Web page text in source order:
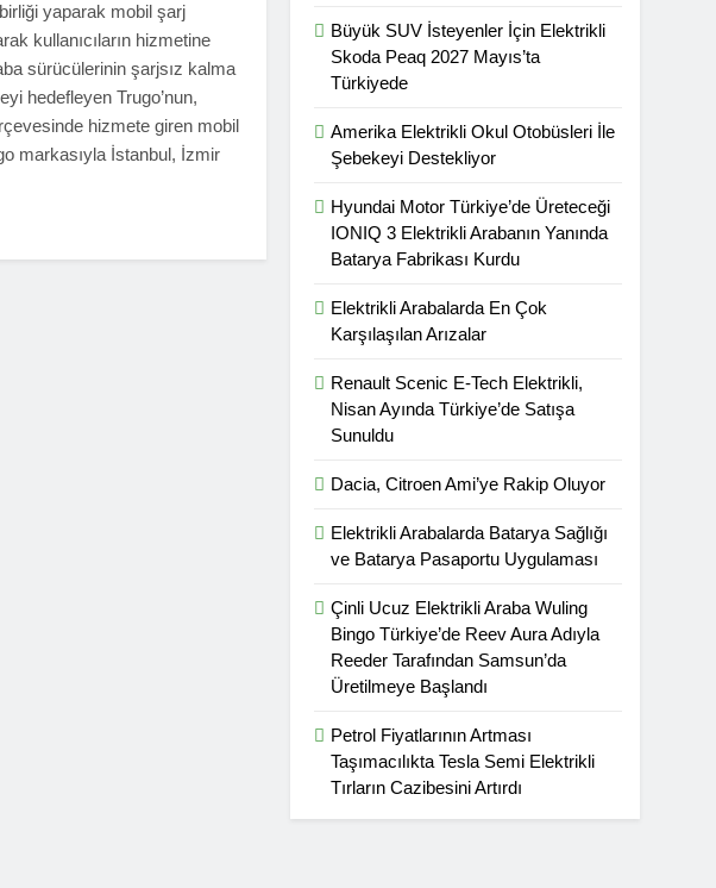
yaparak mobil şarj
kullanıcıların hizmetine
sürücülerinin şarjsız kalma
hedefleyen Trugo’nun,
hizmete giren mobil
markasıyla İstanbul, İzmir
Büyük SUV İsteyenler İçin Elektrikli
Skoda Peaq 2027 Mayıs’ta
Türkiyede
Amerika Elektrikli Okul Otobüsleri İle
Şebekeyi Destekliyor
Hyundai Motor Türkiye’de Üreteceği
IONIQ 3 Elektrikli Arabanın Yanında
Batarya Fabrikası Kurdu
Elektrikli Arabalarda En Çok
Karşılaşılan Arızalar
Renault Scenic E-Tech Elektrikli,
Nisan Ayında Türkiye’de Satışa
Sunuldu
Dacia, Citroen Ami’ye Rakip Oluyor
Elektrikli Arabalarda Batarya Sağlığı
ve Batarya Pasaportu Uygulaması
Çinli Ucuz Elektrikli Araba Wuling
Bingo Türkiye’de Reev Aura Adıyla
Reeder Tarafından Samsun’da
Üretilmeye Başlandı
Petrol Fiyatlarının Artması
Taşımacılıkta Tesla Semi Elektrikli
Tırların Cazibesini Artırdı